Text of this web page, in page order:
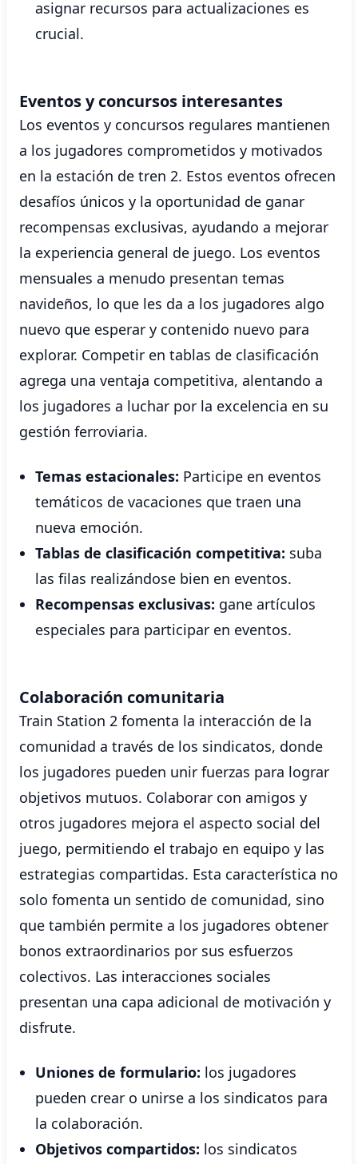
asignar recursos para actualizaciones es
crucial.
Eventos y concursos interesantes
Los eventos y concursos regulares mantienen
a los jugadores comprometidos y motivados
en la estación de tren 2. Estos eventos ofrecen
desafíos únicos y la oportunidad de ganar
recompensas exclusivas, ayudando a mejorar
la experiencia general de juego. Los eventos
mensuales a menudo presentan temas
navideños, lo que les da a los jugadores algo
nuevo que esperar y contenido nuevo para
explorar. Competir en tablas de clasificación
agrega una ventaja competitiva, alentando a
los jugadores a luchar por la excelencia en su
gestión ferroviaria.
Temas estacionales: Participe en eventos
temáticos de vacaciones que traen una
nueva emoción.
Tablas de clasificación competitiva: suba
las filas realizándose bien en eventos.
Recompensas exclusivas: gane artículos
especiales para participar en eventos.
Colaboración comunitaria
Train Station 2 fomenta la interacción de la
comunidad a través de los sindicatos, donde
los jugadores pueden unir fuerzas para lograr
objetivos mutuos. Colaborar con amigos y
otros jugadores mejora el aspecto social del
juego, permitiendo el trabajo en equipo y las
estrategias compartidas. Esta característica no
solo fomenta un sentido de comunidad, sino
que también permite a los jugadores obtener
bonos extraordinarios por sus esfuerzos
colectivos. Las interacciones sociales
presentan una capa adicional de motivación y
disfrute.
Uniones de formulario: los jugadores
pueden crear o unirse a los sindicatos para
la colaboración.
Objetivos compartidos: los sindicatos